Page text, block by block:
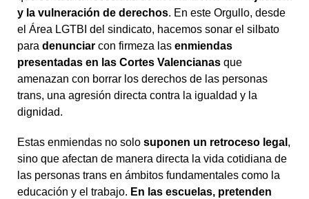
y la vulneración de derechos. En este Orgullo, desde
el Área LGTBI del sindicato, hacemos sonar el silbato
para denunciar con firmeza las enmiendas
presentadas en las Cortes Valencianas que
amenazan con borrar los derechos de las personas
trans, una agresión directa contra la igualdad y la
dignidad.
Estas enmiendas no solo suponen un retroceso legal ,
sino que afectan de manera directa la vida cotidiana de
las personas trans en ámbitos fundamentales como la
educación y el trabajo. En las escuelas, pretenden